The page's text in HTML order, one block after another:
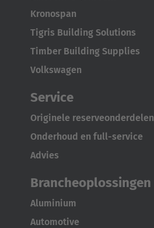
Kronospan
Tigris Building Solutions
Timber Building Supplies
Volkswagen
Service
Originele reserveonderdelen
Onderhoud en full-service
Advies
Brancheoplossingen
Aluminium
Automotive